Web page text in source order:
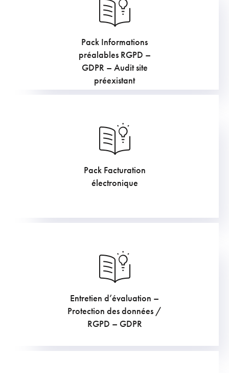
Pack Informations
préalables RGPD –
GDPR – Audit site
préexistant
907.5€
Pack Facturation
électronique
907.5€
Entretien d’évaluation –
Protection des données /
RGPD – GDPR
169.4€